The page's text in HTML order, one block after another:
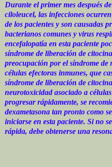
Durante el primer mes después
ciloleucel, las infecciones
de los pacientes y son causadas
bacterianos comunes y virus
encefalopatía en esta paciente
síndrome de liberación de
preocupación por el síndrome de
células efectoras inmunes, que
síndrome de liberación de
neurotoxicidad asociado a
progresar rápidamente, se
dexametasona tan pronto como
iniciarse en esta paciente. Si no
rápida, debe obtenerse una